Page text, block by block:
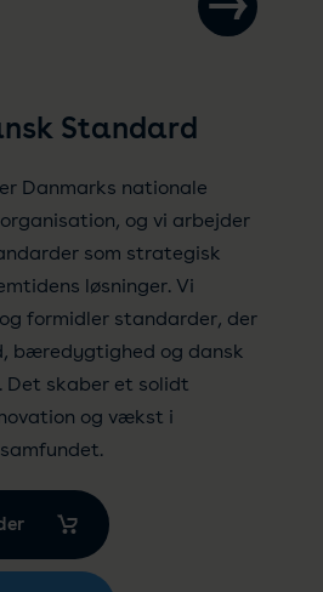
Standard
Danmarks nationale
og vi arbejder
som strategisk
løsninger. Vi
formidler standarder, der
bæredygtighed og dansk
Det skaber et solidt
og vækst i